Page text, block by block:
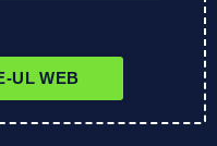
UL WEB